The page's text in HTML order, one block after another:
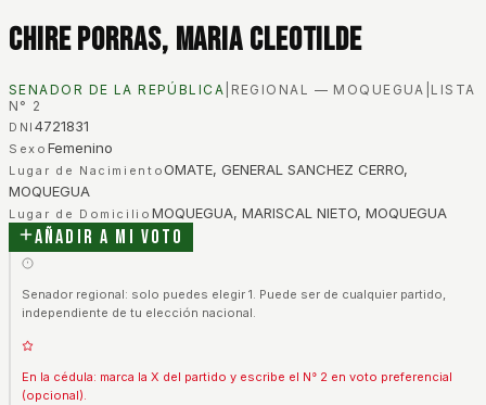
Chire Porras, Maria Cleotilde
SENADOR DE LA REPÚBLICA REGIONAL — MOQUEGUA LISTA
N° 2
DNI 4721831
Sexo Femenino
Lugar de NacimientoOMATE, GENERAL SANCHEZ CERRO,
MOQUEGUA
Lugar de Domicilio MOQUEGUA, MARISCAL NIETO, MOQUEGUA
Añadir a mi voto
Senador regional: solo puedes elegir 1. Puede ser de cualquier partido,
independiente de tu elección nacional.
En la cédula: marca la X del partido y escribe el N° 2 en voto preferencial
(opcional).